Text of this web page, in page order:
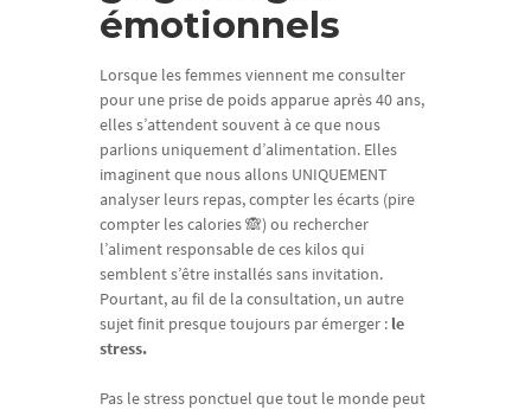
émotionnels
Lorsque les femmes viennent me consulter
pour une prise de poids apparue après 40 ans,
elles s’attendent souvent à ce que nous
parlions uniquement d’alimentation. Elles
imaginent que nous allons UNIQUEMENT
analyser leurs repas, compter les écarts (pire
compter les calories 🙈) ou rechercher
l’aliment responsable de ces kilos qui
semblent s’être installés sans invitation.
Pourtant, au fil de la consultation, un autre
sujet finit presque toujours par émerger : le
stress.
Pas le stress ponctuel que tout le monde peut